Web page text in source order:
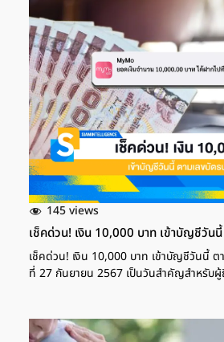
145 views
เช็คด่วน! เงิน 10,000 บาท เข้าบัญชีวัน
เช็คด่วน! เงิน 10,000 บาท เข้าบัญชีวันนี้ ต
ที่ 27 กันยายน 2567 เป็นวันสำคัญสำหรับ